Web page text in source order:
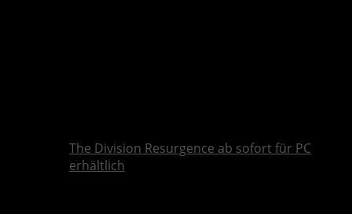
The Division Resurgence ab sofort für PC
erhältlich